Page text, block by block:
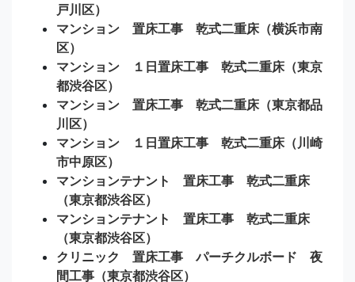
戸川区）
マンション 置床工事 乾式二重床（横浜市南
区）
マンション １日置床工事 乾式二重床（東京
都渋谷区）
マンション 置床工事 乾式二重床（東京都品
川区）
マンション １日置床工事 乾式二重床（川崎
市中原区）
マンションテナント 置床工事 乾式二重床
（東京都渋谷区）
マンションテナント 置床工事 乾式二重床
（東京都渋谷区）
クリニック 置床工事 パーチクルボード 夜
間工事（東京都渋谷区）